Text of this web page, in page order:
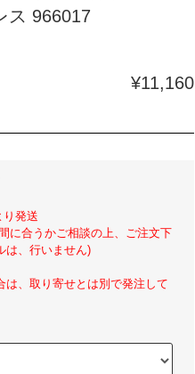
ス 966017
¥11,160
り発送
に合うかご相談の上、ご注文下
は、行いません)
は、取り寄せとは別で発注して